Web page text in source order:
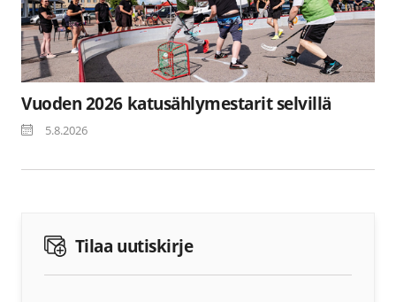
Vuoden 2026 katusählymestarit selvillä
5.8.2026
Tilaa uutiskirje